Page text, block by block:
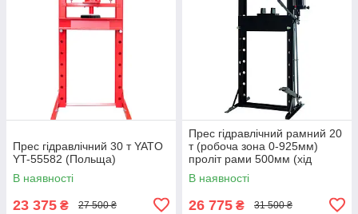
Прес гідравлічний 30 т YATO
YT-55582 (Польща)
В наявності
23 375 ₴ 27 500 ₴
Прес гідравлічний рамний 20
т (робоча зона 0-925мм)
проліт рами 500мм (хід
штока 150мм) Yato YT-55584
В наявності
26 775 ₴ 31 500 ₴